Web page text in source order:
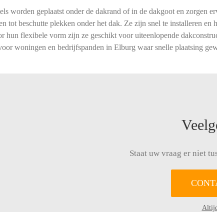
worden geplaatst onder de dakrand of in de dakgoot en zorgen
tot beschutte plekken onder het dak. Ze zijn snel te installeren en
hun flexibele vorm zijn ze geschikt voor uiteenlopende
woningen en bedrijfspanden in Elburg waar snelle plaatsing
Staat uw vraag er niet